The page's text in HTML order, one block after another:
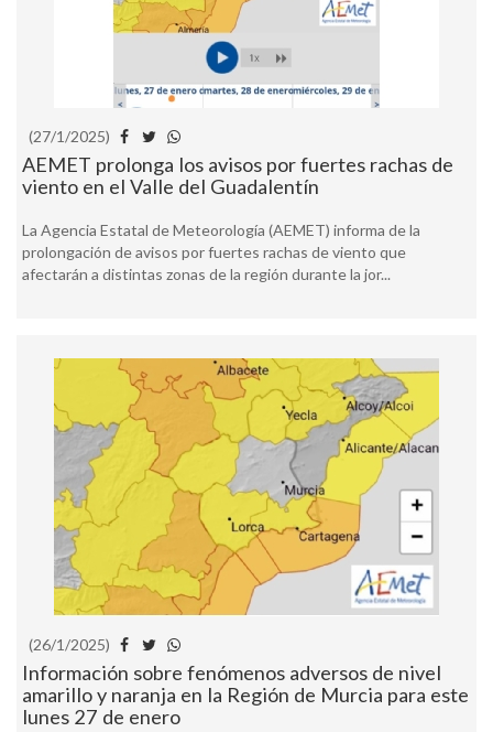
(27/1/2025)
AEMET prolonga los avisos por fuertes rachas de
viento en el Valle del Guadalentín
La Agencia Estatal de Meteorología (AEMET) informa de la
prolongación de avisos por fuertes rachas de viento que
afectarán a distintas zonas de la región durante la jor...
(26/1/2025)
Información sobre fenómenos adversos de nivel
amarillo y naranja en la Región de Murcia para este
lunes 27 de enero